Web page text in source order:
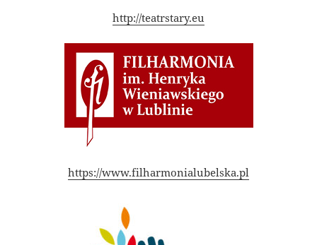
http://teatrstary.eu
https://www.filharmonialubelska.pl